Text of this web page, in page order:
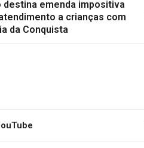
destina emenda impositiva
a crianças com
da Conquista